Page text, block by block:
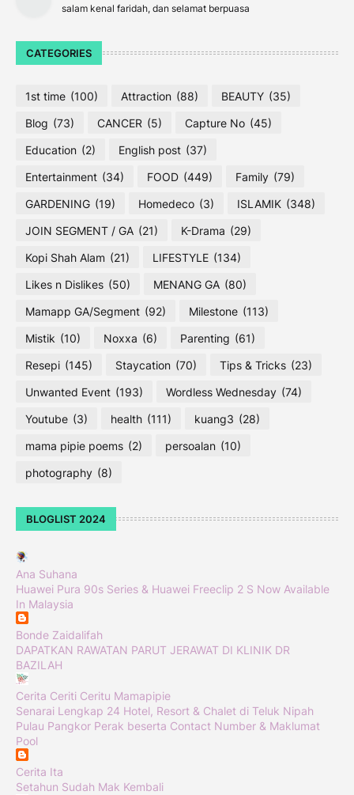
salam kenal faridah, dan selamat berpuasa
CATEGORIES
1st time (100) Attraction (88) BEAUTY (35)
Blog (73) CANCER (5) Capture No (45)
Education (2) English post (37)
Entertainment (34) FOOD (449) Family (79)
GARDENING (19) Homedeco (3) ISLAMIK (348)
JOIN SEGMENT / GA (21) K-Drama (29)
Kopi Shah Alam (21) LIFESTYLE (134)
Likes n Dislikes (50) MENANG GA (80)
Mamapp GA/Segment (92) Milestone (113)
Mistik (10) Noxxa (6) Parenting (61)
Resepi (145) Staycation (70) Tips & Tricks (23)
Unwanted Event (193) Wordless Wednesday (74)
Youtube (3) health (111) kuang3 (28)
mama pipie poems (2) persoalan (10)
photography (8)
BLOGLIST 2024
Ana Suhana
Huawei Pura 90s Series & Huawei Freeclip 2 S Now Available
In Malaysia
Bonde Zaidalifah
DAPATKAN RAWATAN PARUT JERAWAT DI KLINIK DR
BAZILAH
Cerita Ceriti Ceritu Mamapipie
Senarai Lengkap 24 Hotel, Resort & Chalet di Teluk Nipah
Pulau Pangkor Perak beserta Contact Number & Maklumat
Pool
Cerita Ita
Setahun Sudah Mak Kembali